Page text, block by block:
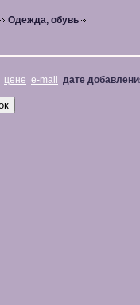
Одежда, обувь
цене e-mail дате